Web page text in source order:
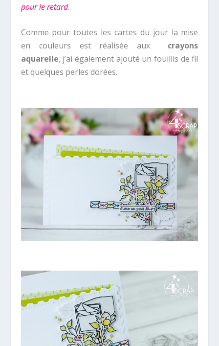
pour le retard.
Comme pour toutes les cartes du jour la mise
en couleurs est réalisée aux crayons
aquarelle, j’ai également ajouté un fouillis de fil
et quelques perles dorées.